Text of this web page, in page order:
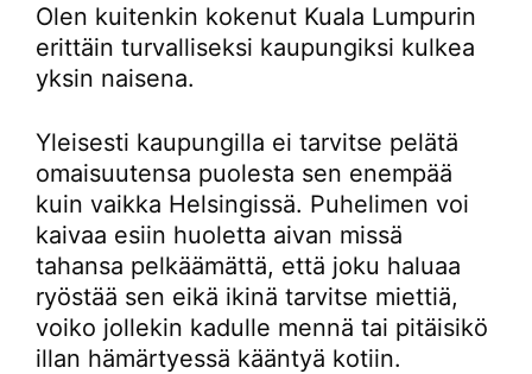
Olen kuitenkin kokenut Kuala Lumpurin
erittäin turvalliseksi kaupungiksi kulkea
yksin naisena.
Yleisesti kaupungilla ei tarvitse pelätä
omaisuutensa puolesta sen enempää
kuin vaikka Helsingissä. Puhelimen voi
kaivaa esiin huoletta aivan missä
tahansa pelkäämättä, että joku haluaa
ryöstää sen eikä ikinä tarvitse miettiä,
voiko jollekin kadulle mennä tai pitäisikö
illan hämärtyessä kääntyä kotiin.